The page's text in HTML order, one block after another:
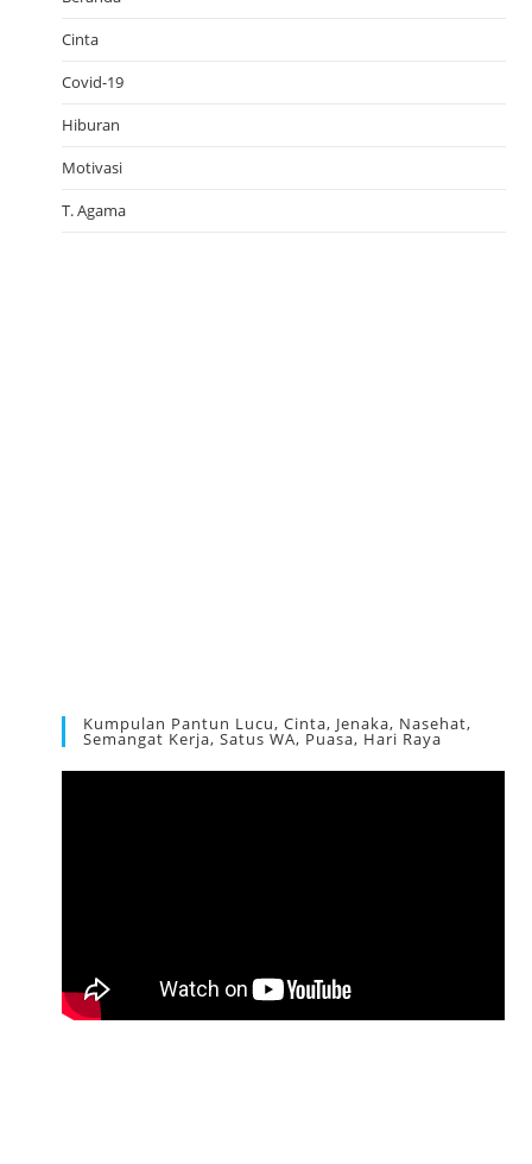
Cinta
Covid-19
Hiburan
Motivasi
T. Agama
Kumpulan Pantun Lucu, Cinta, Jenaka, Nasehat,
Semangat Kerja, Satus WA, Puasa, Hari Raya